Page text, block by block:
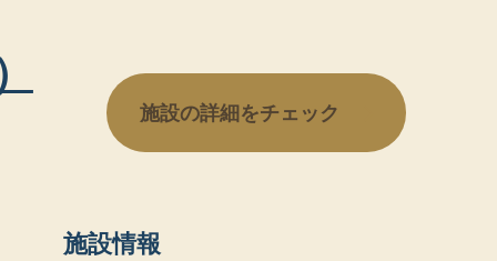
施設の詳細をチェック
施設情報